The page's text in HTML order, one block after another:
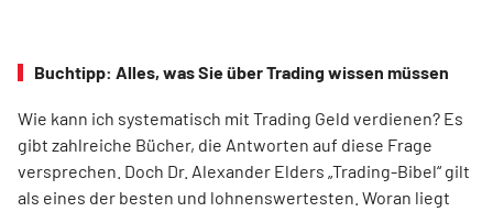
Buchtipp: Alles, was Sie über Trading wissen müssen
Wie kann ich systematisch mit Trading Geld verdienen? Es
gibt zahlreiche Bücher, die Antworten auf diese Frage
versprechen. Doch Dr. Alexander Elders „Trading-Bibel“ gilt
als eines der besten und lohnenswertesten. Woran liegt